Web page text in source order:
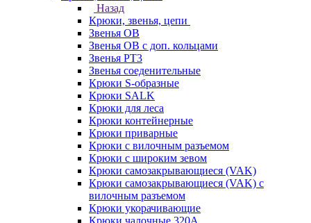
Назад
Крюки, звенья, цепи
Звенья ОВ
Звенья ОВ с доп. кольцами
Звенья РТ3
Звенья соеденительные
Крюки S-образные
Крюки SALK
Крюки для леса
Крюки контейнерные
Крюки приварные
Крюки с вилочным разъемом
Крюки с широким зевом
Крюки самозакрывающиеся (VAK)
Крюки самозакрывающиеся (VAK) с
вилочным разъемом
Крюки укорачивающие
Крюки чалочные 320А